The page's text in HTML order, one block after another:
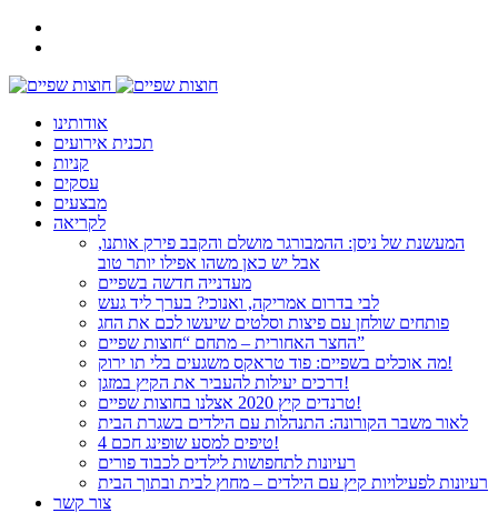
אודותינו
תכנית אירועים
קניות
עסקים
מבצעים
לקריאה
המעשנת של ניסן: ההמבורגר מושלם והקבב פירק אותנו,
אבל יש כאן משהו אפילו יותר טוב
מעדנייה חדשה בשפיים
לבי בדרום אמריקה, ואנוכי? בערך ליד געש
פותחים שולחן עם פיצות וסלטים שיעשו לכם את החג
החצר האחורית – מתחם “חוצות שפיים”
מה אוכלים בשפיים: פוד טראקס משגעים בלי תו ירוק!
דרכים יעילות להעביר את הקיץ במזגן!
טרנדים קיץ 2020 אצלנו בחוצות שפיים!
לאור משבר הקורונה: התנהלות עם הילדים בשגרת הבית
4 טיפים למסע שופינג חכם!
רעיונות לתחפושות לילדים לכבוד פורים
רעיונות לפעילויות קיץ עם הילדים – מחוץ לבית ובתוך הבית
צור קשר